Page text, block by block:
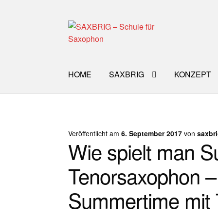
Zur
Navigation
Zum
Inhalt
HOME SAXBRIG KONZEPT
Impro Basic – Download PDF + mp3
WORKSHOPÜBER UNS NEWS BLOG
Veröffentlicht am6. September 2017 von
Wie spielt man
Tenorsaxophon
Summertime mit